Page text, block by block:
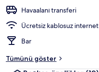
Havaalanı transferi
Ücretsiz kablosuz internet
Bar
Tümünü göster